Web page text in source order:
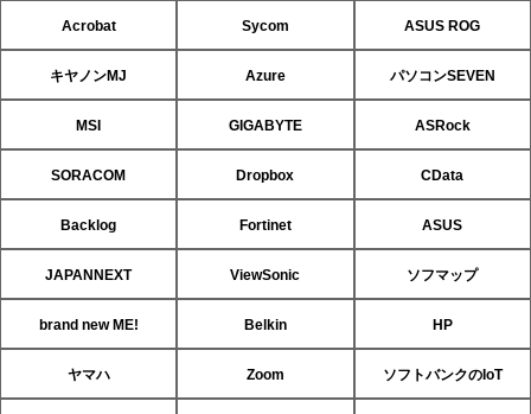
Acrobat Sycom ASUS ROG
キヤノンMJ Azure パソコンSEVEN
MSI GIGABYTE ASRock
SORACOM Dropbox CData
Backlog Fortinet ASUS
JAPANNEXT ViewSonic ソフマップ
brand new ME! Belkin HP
ヤマハ Zoom ソフトバンクのIoT